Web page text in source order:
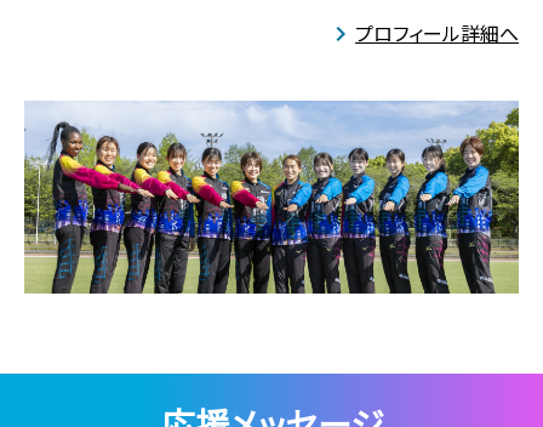
プロフィール詳細へ